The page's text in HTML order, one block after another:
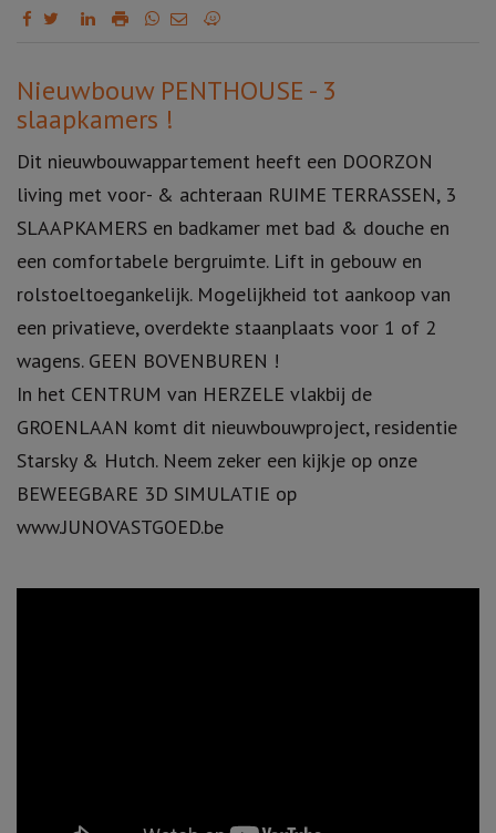
Omschrijving
Nieuwbouw PENTHOUSE - 3
slaapkamers !
Dit nieuwbouwappartement heeft een DOORZON
living met voor- & achteraan RUIME TERRASSEN, 3
SLAAPKAMERS en badkamer met bad & douche en
een comfortabele bergruimte. Lift in gebouw en
rolstoeltoegankelijk. Mogelijkheid tot aankoop van
een privatieve, overdekte staanplaats voor 1 of 2
wagens. GEEN BOVENBUREN !
In het CENTRUM van HERZELE vlakbij de
GROENLAAN komt dit nieuwbouwproject, residentie
Starsky & Hutch. Neem zeker een kijkje op onze
BEWEEGBARE 3D SIMULATIE op
www.JUNOVASTGOED.be